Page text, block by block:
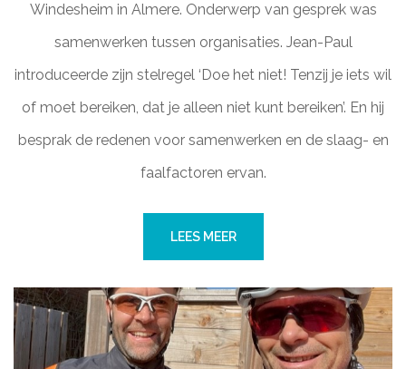
Windesheim in Almere. Onderwerp van gesprek was
samenwerken tussen organisaties. Jean-Paul
introduceerde zijn stelregel ‘Doe het niet! Tenzij je iets wil
of moet bereiken, dat je alleen niet kunt bereiken’. En hij
besprak de redenen voor samenwerken en de slaag- en
faalfactoren ervan.
LEES MEER